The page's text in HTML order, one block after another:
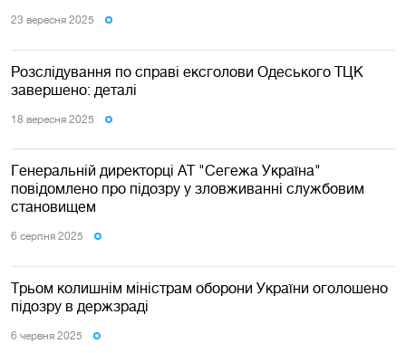
23 вересня 2025
Розслідування по справі ексголови Одеського ТЦК
завершено: деталі
18 вересня 2025
Генеральній директорці АТ "Сегежа Україна"
повідомлено про підозру у зловживанні службовим
становищем
6 серпня 2025
Трьом колишнім міністрам оборони України оголошено
підозру в держзраді
6 червня 2025